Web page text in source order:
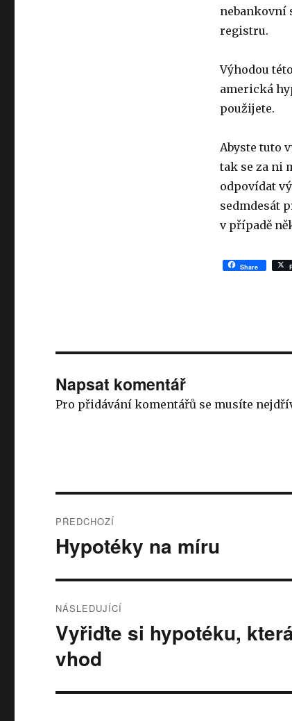
nebankovní
registru.
Výhodou
americká
použijete.
Abyste tuto
tak se za ni
odpovídat
sedmdesát
v případě
Share
Napsat komentář
Pro přidávání komentářů se musíte
pro
PŘEDCHOZÍ
Předchozí
příspěvek:
Hypotéky na míru
NÁSLEDUJÍCÍ
Následující
příspěvek:
Vyřiďte si hypotéku,
vhod